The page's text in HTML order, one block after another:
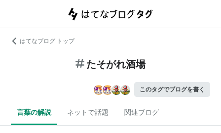
はてなブログ トップ
たそがれ酒場
このタグでブログを書く
言葉の解説 ネットで話題 関連ブログ